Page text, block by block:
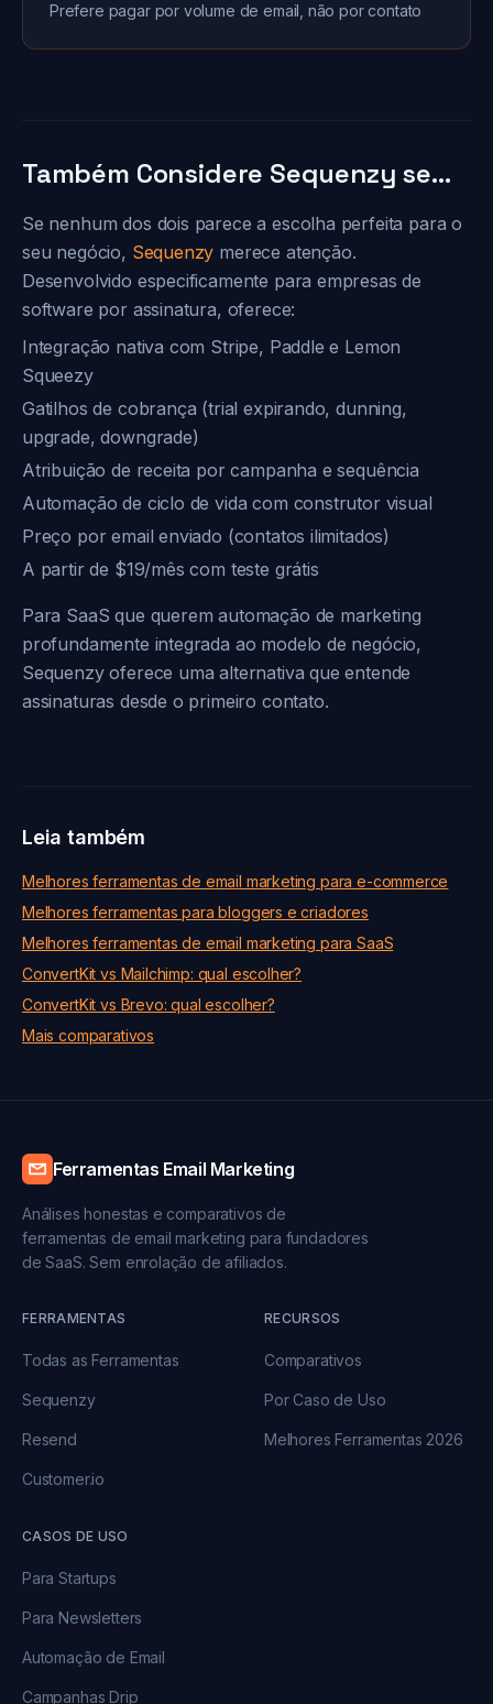
Prefere pagar por volume de email, não por contato
Também Considere Sequenzy se...
Se nenhum dos dois parece a escolha perfeita para o
seu negócio, Sequenzy merece atenção.
Desenvolvido especificamente para empresas de
software por assinatura, oferece:
Integração nativa com Stripe, Paddle e Lemon
Squeezy
Gatilhos de cobrança (trial expirando, dunning,
upgrade, downgrade)
Atribuição de receita por campanha e sequência
Automação de ciclo de vida com construtor visual
Preço por email enviado (contatos ilimitados)
A partir de $19/mês com teste grátis
Para SaaS que querem automação de marketing
profundamente integrada ao modelo de negócio,
Sequenzy oferece uma alternativa que entende
assinaturas desde o primeiro contato.
Leia também
Melhores ferramentas de email marketing para e-commerce
Melhores ferramentas para bloggers e criadores
Melhores ferramentas de email marketing para SaaS
ConvertKit vs Mailchimp: qual escolher?
ConvertKit vs Brevo: qual escolher?
Mais comparativos
Ferramentas Email Marketing
Análises honestas e comparativos de
ferramentas de email marketing para fundadores
de SaaS. Sem enrolação de afiliados.
FERRAMENTAS
Todas as Ferramentas
Sequenzy
Resend
Customer.io
RECURSOS
Comparativos
Por Caso de Uso
Melhores Ferramentas 2026
CASOS DE USO
Para Startups
Para Newsletters
Automação de Email
Campanhas Drip